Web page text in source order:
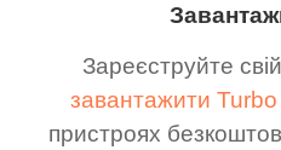
Зареєструйте
завантажити
пристроях